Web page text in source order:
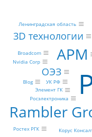
АРМ
Rambler
3D технологии
ОЭЗ
Элемент ГК
Росэлектроника
Broadcom
Ростех РГК Корус
Nvidia Corp
Blog
Ленинградская область
УК РФ